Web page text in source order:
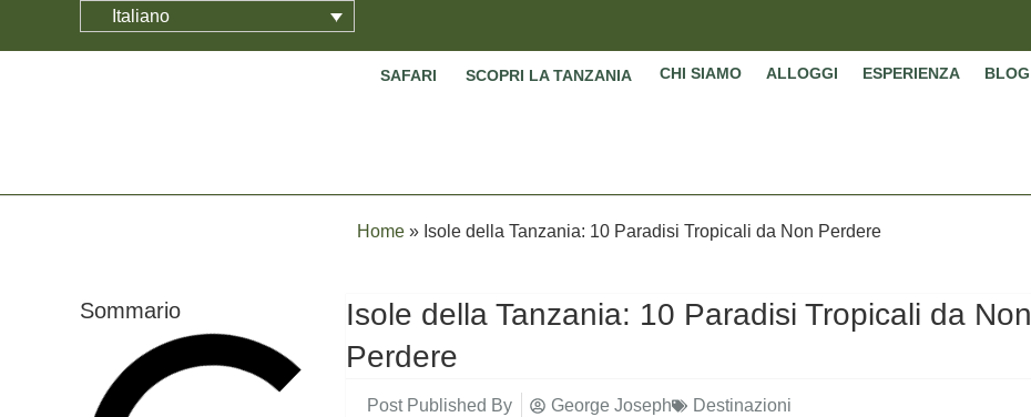
Italiano
SAFARI SCOPRI LA TANZANIA CHI SIAMO ALLOGGI ESPERIENZA BLOG
Home » Isole della Tanzania: 10 Paradisi Tropicali da Non Perdere
Sommario
Isole della Tanzania: 10 Paradisi Tropicali da Non
Perdere
Post Published By George Joseph Destinazioni